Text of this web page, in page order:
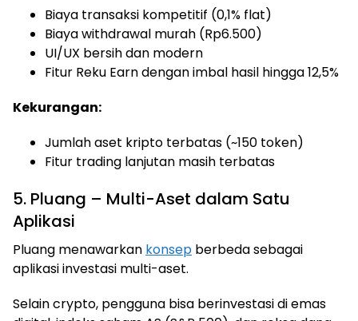
Biaya transaksi kompetitif (0,1% flat)
Biaya withdrawal murah (Rp6.500)
UI/UX bersih dan modern
Fitur Reku Earn dengan imbal hasil hingga 12,5%
Kekurangan:
Jumlah aset kripto terbatas (~150 token)
Fitur trading lanjutan masih terbatas
5. Pluang – Multi-Aset dalam Satu
Aplikasi
Pluang menawarkan konsep berbeda sebagai
aplikasi investasi multi-aset.
Selain crypto, pengguna bisa berinvestasi di emas